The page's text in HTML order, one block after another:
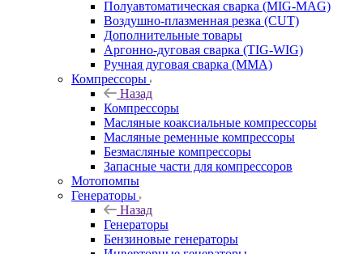
Полуавтоматическая сварка (MIG-MAG)
Воздушно-плазменная резка (CUT)
Дополнительные товары
Аргонно-дуговая сварка (TIG-WIG)
Ручная дуговая сварка (MMA)
Компрессоры
Назад
Компрессоры
Масляные коаксиальные компрессоры
Масляные ременные компрессоры
Безмасляные компрессоры
Запасные части для компрессоров
Мотопомпы
Генераторы
Назад
Генераторы
Бензиновые генераторы